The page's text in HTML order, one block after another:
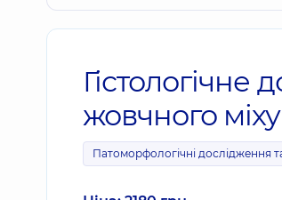
жовчного
Патоморфологічні дослідження